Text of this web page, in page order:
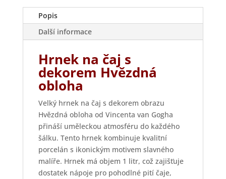
Popis
Další informace
Hrnek na čaj s
dekorem Hvězdná
obloha
Velký hrnek na čaj s dekorem obrazu
Hvězdná obloha od Vincenta van Gogha
přináší uměleckou atmosféru do každého
šálku. Tento hrnek kombinuje kvalitní
porcelán s ikonickým motivem slavného
malíře. Hrnek má objem 1 litr, což zajišťuje
dostatek nápoje pro pohodlné pití čaje,